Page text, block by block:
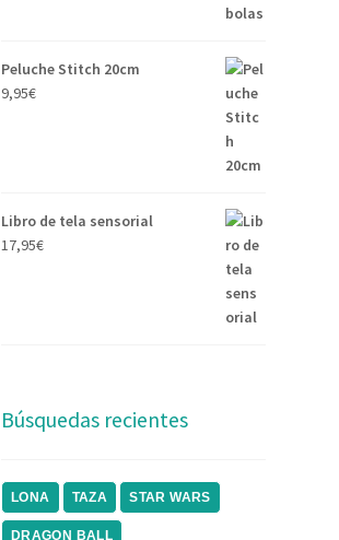
Peluche Stitch 20cm
9,95€
Libro de tela sensorial
17,95€
Búsquedas recientes
LONA TAZA STAR WARS
DRAGON BALL